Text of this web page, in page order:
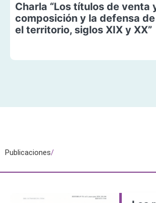
Charla “Los títulos de venta
composición y la defensa
el territorio, siglos XIX y XX”
Publicaciones/